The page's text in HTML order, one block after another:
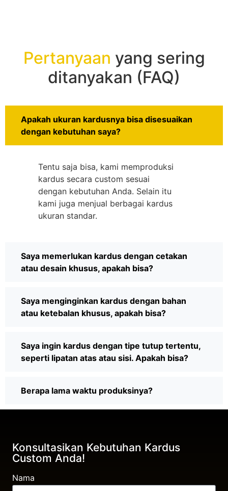
Pertanyaan yang sering
ditanyakan (FAQ)
Apakah ukuran kardusnya bisa disesuaikan
dengan kebutuhan saya?
Tentu saja bisa, kami memproduksi
kardus secara custom sesuai
dengan kebutuhan Anda. Selain itu
kami juga menjual berbagai kardus
ukuran standar.
Saya memerlukan kardus dengan cetakan
atau desain khusus, apakah bisa?
Saya menginginkan kardus dengan bahan
atau ketebalan khusus, apakah bisa?
Saya ingin kardus dengan tipe tutup tertentu,
seperti lipatan atas atau sisi. Apakah bisa?
Berapa lama waktu produksinya?
Konsultasikan Kebutuhan Kardus
Custom Anda!
Nama